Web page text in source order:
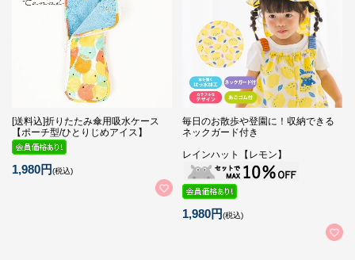
[送料込]折りたたみ傘用吸水ケース
【ポーチ型/ひとりじめアイス】
1,980円(税込)
毎日のお散歩や登園に！収納できる
ネックガード付き
レインハット【レモン】
1,980円(税込)